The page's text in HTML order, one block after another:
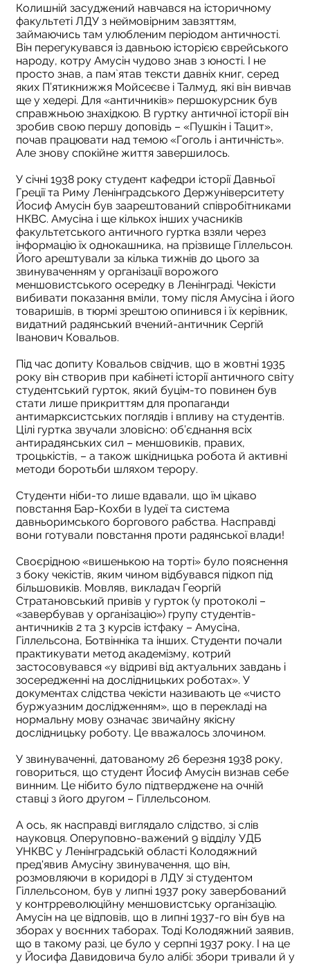
Колишній засуджений навчався на історичному
факультеті ЛДУ з неймовірним завзяттям,
займаючись там улюбленим періодом античності.
Він перегукувався із давньою історією єврейського
народу, котру Амусін чудово знав з юності. І не
просто знав, а пам`ятав тексти давніх книг, серед
яких П’ятикнижжя Мойсеєве і Талмуд, які він вивчав
ще у хедері. Для «античників» першокурсник був
справжньою знахідкою. В гуртку античної історії він
зробив свою першу доповідь – «Пушкін і Тацит»,
почав працювати над темою «Гоголь і античність».
Але знову спокійне життя завершилось.
У січні 1938 року студент кафедри історії Давньої
Греції та Риму Ленінградського Держуніверситету
Йосиф Амусін був заарештований співробітниками
НКВС. Амусіна і ще кількох інших учасників
факультетського античного гуртка взяли через
інформацію їх однокашника, на прізвище Гіллельсон.
Його арештували за кілька тижнів до цього за
звинуваченням у організації ворожого
меншовистського осередку в Ленінграді. Чекісти
вибивати показання вміли, тому після Амусіна і його
товаришів, в тюрмі зрештою опинився і їх керівник,
видатний радянський вчений-античник Сергій
Іванович Ковальов.
Під час допиту Ковальов свідчив, що в жовтні 1935
року він створив при кабінеті історії античного світу
студентський гурток, який буцім-то повинен був
стати лише прикриттям для пропаганди
антимарксистських поглядів і впливу на студентів.
Цілі гуртка звучали зловісно: об’єднання всіх
антирадянських сил – меншовиків, правих,
троцькістів, – а також шкідницька робота й активні
методи боротьби шляхом терору.
Студенти ніби-то лише вдавали, що їм цікаво
повстання Бар-Кохби в Іудеї та система
давньоримського боргового рабства. Насправді
вони готували повстання проти радянської влади!
Своєрідною «вишенькою на торті» було пояснення
з боку чекістів, яким чином відбувався підкоп під
більшовиків. Мовляв, викладач Георгій
Стратановський привів у гурток (у протоколі –
«завербував у організацію») групу студентів-
античників 2 та 3 курсів істфаку – Амусіна,
Гіллельсона, Ботвінніка та інших. Студенти почали
практикувати метод академізму, котрий
застосовувався «у відриві від актуальних завдань і
зосередженні на дослідницьких роботах». У
документах слідства чекісти називають це «чисто
буржуазним дослідженням», що в перекладі на
нормальну мову означає звичайну якісну
дослідницьку роботу. Це вважалось злочином.
У звинуваченні, датованому 26 березня 1938 року,
говориться, що студент Йосиф Амусін визнав себе
винним. Це нібито було підтверджене на очній
ставці з його другом – Гіллельсоном.
А ось, як насправді виглядало слідство, зі слів
науковця. Оперуповно-важений 9 відділу УДБ
УНКВС у Ленінградській області Колодяжний
пред'явив Амусіну звинувачення, що він,
розмовляючи в коридорі в ЛДУ зі студентом
Гіллельсоном, був у липні 1937 року завербований
у контрреволюційну меншовистську організацію.
Амусін на це відповів, що в липні 1937-го він був на
зборах у воєнних таборах. Тоді Колодяжний заявив,
що в такому разі, це було у серпні 1937 року. І на це
у Йосифа Давидовича було алібі: збори тривали й у